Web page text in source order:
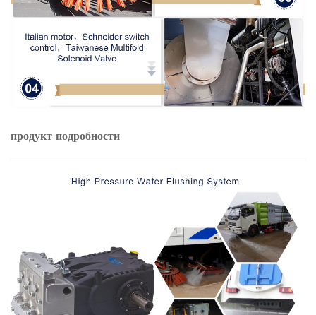
продуктподробности